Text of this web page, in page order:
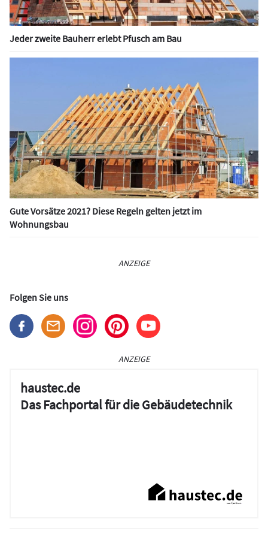
Jeder zweite Bauherr erlebt Pfusch am Bau
Gute Vorsätze 2021? Diese Regeln gelten jetzt im
Wohnungsbau
ANZEIGE
Folgen Sie uns
ANZEIGE
haustec.de
Das Fachportal für die Gebäudetechnik